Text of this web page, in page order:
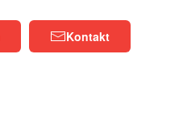
Kontakt